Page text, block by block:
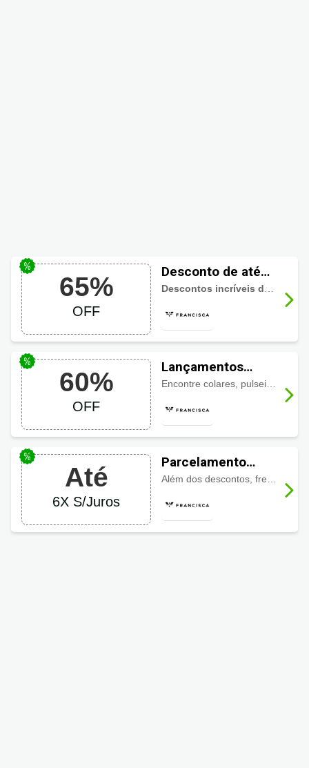
65%
OFF
Desconto de até
65% em Joias
60%
OFF
Lançamentos
Francisca Joias
Até
6X S/Juros
Parcelamento
Francisca Joias